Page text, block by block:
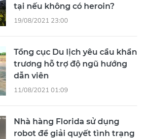
tại nếu không có heroin?
19/08/2021 23:00
Tổng cục Du lịch yêu cầu khẩn
trương hỗ trợ độ ngũ hướng
dẫn viên
11/08/2021 01:09
Nhà hàng Florida sử dụng
robot để giải quyết tình trạng